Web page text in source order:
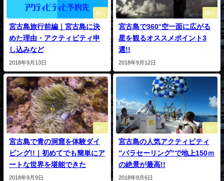
旅行
宮古島旅行前編｜宮古島に決
めた理由・アクティビティ申
し込みなど
2018年9月13日
旅行
宮古島で360°空一面に広がる
星を観るオススメポイント3
選!!
2018年9月12日
旅行
宮古島で青の洞窟を体験ダイ
ビング!!｜初めてでも簡単にア
ートな世界を堪能できた
2018年9月9日
旅行
宮古島の人気アクティビティ
”パラセーリング”で地上150ｍ
の絶景が最高!!
2018年9月6日